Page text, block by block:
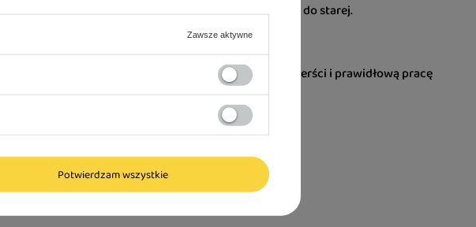
codziennie zwiększając ilość nowej karmy w stosunku do starej.
. Regularne ich dostarczanie wpływa na blask sierści i prawidłową pracę
dla Cavaliera?
Zawsze aktywne
Potwierdzam wszystkie